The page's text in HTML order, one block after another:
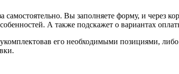
Вы заполняете форму, и через
А также подскажет о вариантах
его необходимыми позициями,